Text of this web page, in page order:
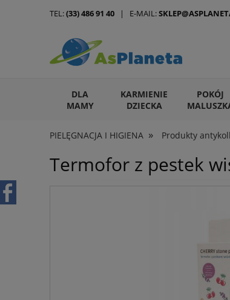
DLA
MAMY
KARMIENIE
DZIECKA
POKÓJ
ARTYKUŁY DLA ZWIERZĄT
PIELĘGNACJA I HIGIENA » Produkty
TEL:(33) 486 91 40 | E-MAIL:
Termofor z pestek